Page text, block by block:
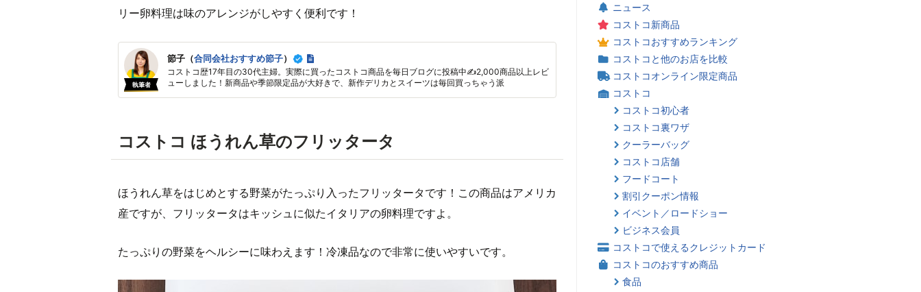
リー卵料理は味のアレンジがしやすく便利です！
執筆者
節子（合同会社おすすめ節子）
コストコ歴17年目の30代主婦。実際に買ったコストコ商品を毎日ブログに投稿中✍2,000商品以上レビ
ューしました！新商品や季節限定品が大好きで、新作デリカとスイーツは毎回買っちゃう派
コストコ ほうれん草のフリッタータ
ほうれん草をはじめとする野菜がたっぷり入ったフリッタータです！この商品はアメリカ
産ですが、フリッタータはキッシュに似たイタリアの卵料理ですよ。
たっぷりの野菜をヘルシーに味わえます！冷凍品なので非常に使いやすいです。
ニュース
コストコ新商品
コストコおすすめランキング
コストコと他のお店を比較
コストコオンライン限定商品
コストコ
コストコ初心者
コストコ裏ワザ
クーラーバッグ
コストコ店舗
フードコート
割引クーポン情報
イベント／ロードショー
ビジネス会員
コストコで使えるクレジットカード
コストコのおすすめ商品
食品